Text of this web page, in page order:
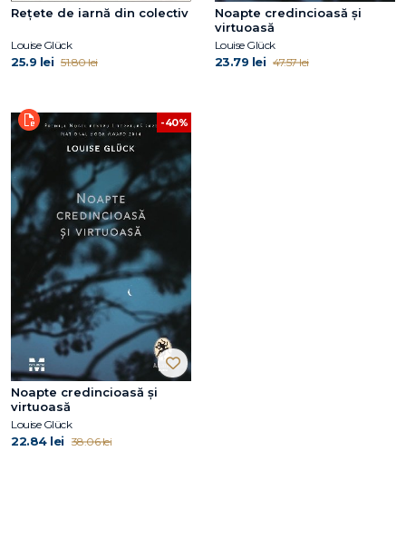
Rețete de iarnă din colectiv
Louise Glück
25.9 lei 51.80 lei
Noapte credincioasă și
virtuoasă
Louise Glück
23.79 lei 47.57 lei
-40%
Noapte credincioasă și
virtuoasă
Louise Glück
22.84 lei 38.06 lei